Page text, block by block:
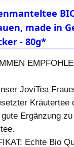
made in
- 80g*
JoviTea
Kräutertee
Ergänzung
Echte Bio